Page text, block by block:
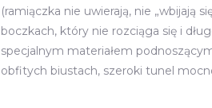
(ramiączka nie uwierają, nie „wbijają
boczkach, który nie rozciąga się i
specjalnym materiałem
obfitych biustach, szeroki tunel